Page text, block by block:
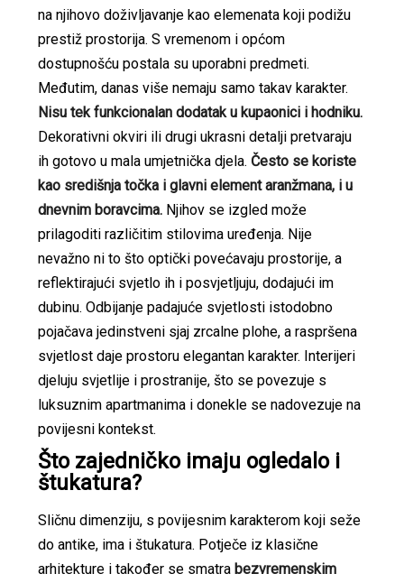
na njihovo doživljavanje kao elemenata koji podižu
prestiž prostorija. S vremenom i općom
dostupnošću postala su uporabni predmeti.
Međutim, danas više nemaju samo takav karakter.
Nisu tek funkcionalan dodatak u kupaonici i hodniku.
Dekorativni okviri ili drugi ukrasni detalji pretvaraju
ih gotovo u mala umjetnička djela. Često se koriste
kao središnja točka i glavni element aranžmana, i u
dnevnim boravcima. Njihov se izgled može
prilagoditi različitim stilovima uređenja. Nije
nevažno ni to što optički povećavaju prostorije, a
reflektirajući svjetlo ih i posvjetljuju, dodajući im
dubinu. Odbijanje padajuće svjetlosti istodobno
pojačava jedinstveni sjaj zrcalne plohe, a raspršena
svjetlost daje prostoru elegantan karakter. Interijeri
djeluju svjetlije i prostranije, što se povezuje s
luksuznim apartmanima i donekle se nadovezuje na
povijesni kontekst.
Što zajedničko imaju ogledalo i
štukatura?
Sličnu dimenziju, s povijesnim karakterom koji seže
do antike, ima i štukatura. Potječe iz klasične
arhitekture i također se smatrabezvremenskim